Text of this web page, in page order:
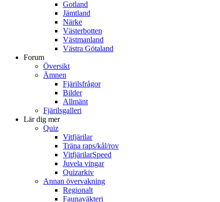
Gotland
Jämtland
Närke
Västerbotten
Västmanland
Västra Götaland
Forum
Översikt
Ämnen
Fjärilsfrågor
Bilder
Allmänt
Fjärilsgalleri
Lär dig mer
Quiz
Vitfjärilar
Träna raps/kål/rov
VitfjärilarSpeed
Juvela vingar
Quizarkiv
Annan övervakning
Regionalt
Faunaväkteri